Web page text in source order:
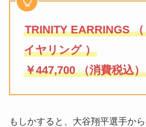
TRINITY EARRINGS
イヤリング ）
￥447,700 （消費税込）
もしかすると、大谷翔平選手か